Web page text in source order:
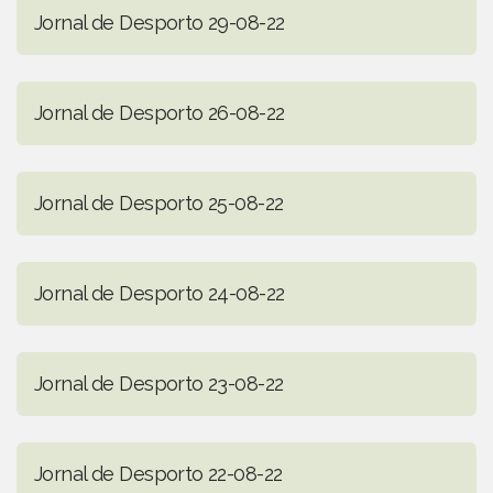
Jornal de Desporto 29-08-22
Jornal de Desporto 26-08-22
Jornal de Desporto 25-08-22
Jornal de Desporto 24-08-22
Jornal de Desporto 23-08-22
Jornal de Desporto 22-08-22